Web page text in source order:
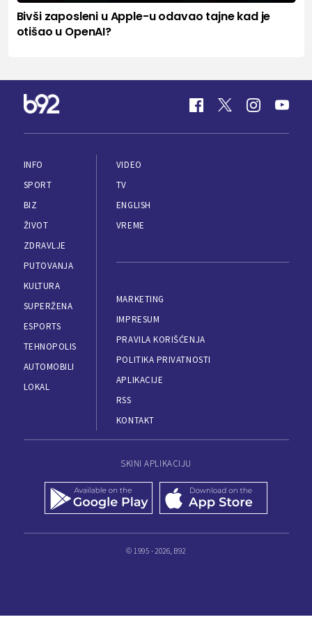
Bivši zaposleni u Apple-u odavao tajne kad je
otišao u OpenAI?
INFO
SPORT
BIZ
ŽIVOT
ZDRAVLJE
PUTOVANJA
KULTURA
SUPERŽENA
ESPORTS
TEHNOPOLIS
AUTOMOBILI
LOKAL
VIDEO
TV
ENGLISH
VREME
MARKETING
IMPRESUM
PRAVILA KORIŠĆENJA
POLITIKA PRIVATNOSTI
APLIKACIJE
RSS
KONTAKT
SKINI APLIKACIJU
© 1995 - 2026, B92